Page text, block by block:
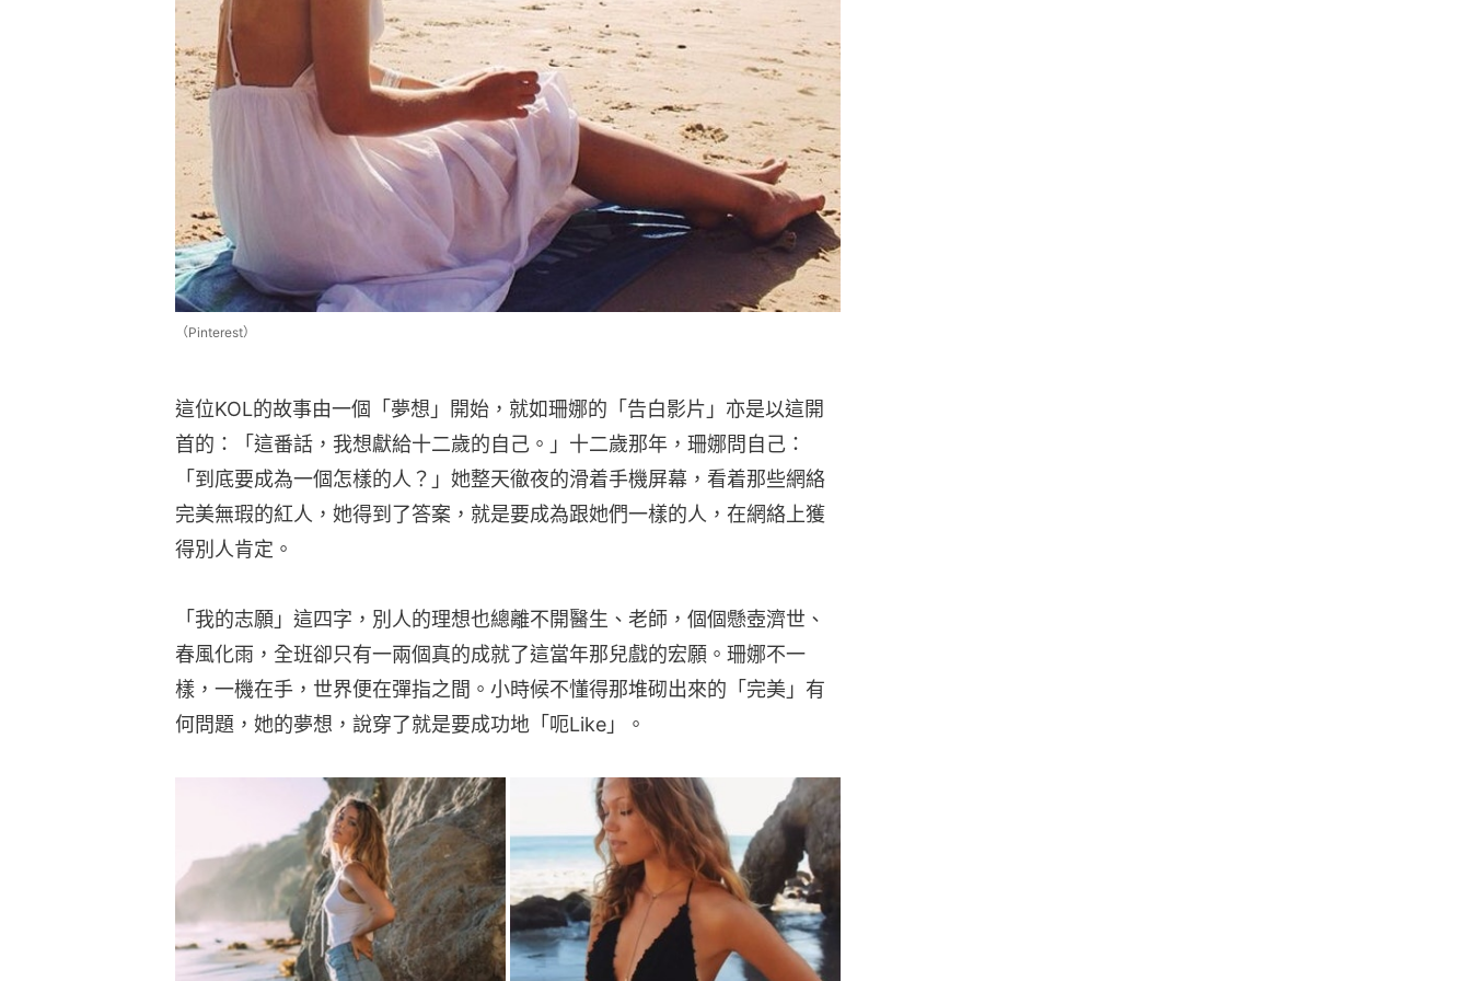
（Pinterest）
這位KOL的故事由一個「夢想」開始，就如珊娜的「告白影片」亦是以這開
首的：「這番話，我想獻給十二歲的自己。」十二歲那年，珊娜問自己：
「到底要成為一個怎樣的人？」她整天徹夜的滑着手機屏幕，看着那些網絡
完美無瑕的紅人，她得到了答案，就是要成為跟她們一樣的人，在網絡上獲
得別人肯定。
「我的志願」這四字，別人的理想也總離不開醫生、老師，個個懸壺濟世、
春風化雨，全班卻只有一兩個真的成就了這當年那兒戲的宏願。珊娜不一
樣，一機在手，世界便在彈指之間。小時候不懂得那堆砌出來的「完美」有
何問題，她的夢想，說穿了就是要成功地「呃Like」。